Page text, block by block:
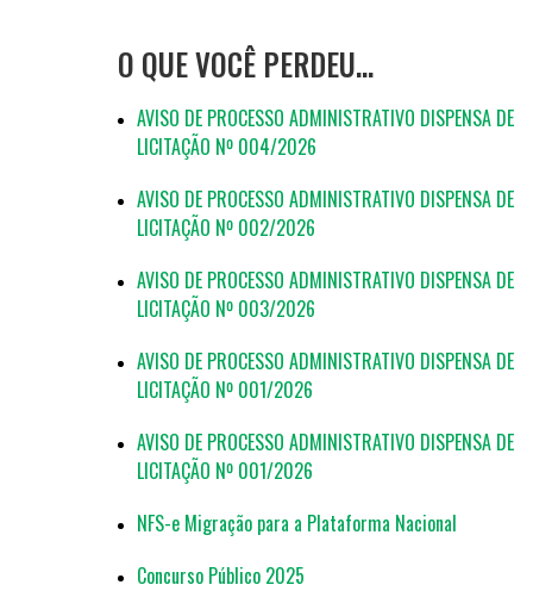
O QUE VOCÊ PERDEU…
AVISO DE PROCESSO ADMINISTRATIVO DISPENSA DE
LICITAÇÃO Nº 004/2026
AVISO DE PROCESSO ADMINISTRATIVO DISPENSA DE
LICITAÇÃO Nº 002/2026
AVISO DE PROCESSO ADMINISTRATIVO DISPENSA DE
LICITAÇÃO Nº 003/2026
AVISO DE PROCESSO ADMINISTRATIVO DISPENSA DE
LICITAÇÃO Nº 001/2026
AVISO DE PROCESSO ADMINISTRATIVO DISPENSA DE
LICITAÇÃO Nº 001/2026
NFS-e Migração para a Plataforma Nacional
Concurso Público 2025